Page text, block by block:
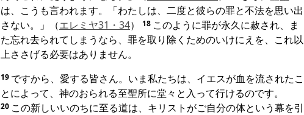
は、こうも言われます。「わたしは、二度と彼らの罪と不法を思い出
さない。」
（エレミヤ31・34） 18 このように罪が永久に赦され、ま
た忘れ去られてしまうなら、罪を取り除くためのいけにえを、これ以
上ささげる必要はありません。
19 ですから、愛する皆さん。いま私たちは、イエスが血を流されたこ
とによって、神のおられる至聖所に堂々と入って行けるのです。
20 この新しいいのちに至る道は、キリストがご自分の体という幕を引